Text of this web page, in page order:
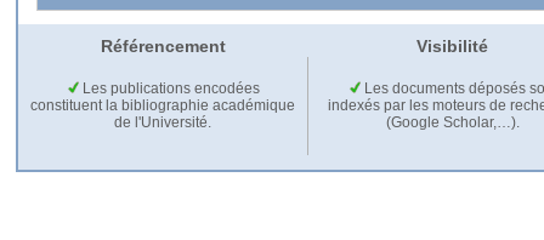
Référencement Visibilité
Les publications encodées
constituent la bibliographie académique
de l'Université.
Les documents déposés
indexés par les moteurs de
(Google Scholar,…).